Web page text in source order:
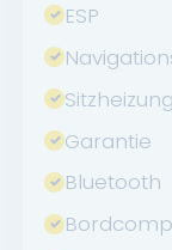
ESP
Sitzheizung
Garantie
Bluetooth